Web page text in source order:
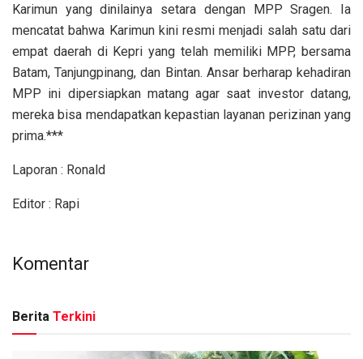
Karimun yang dinilainya setara dengan MPP Sragen. Ia
mencatat bahwa Karimun kini resmi menjadi salah satu dari
empat daerah di Kepri yang telah memiliki MPP, bersama
Batam, Tanjungpinang, dan Bintan. Ansar berharap kehadiran
MPP ini dipersiapkan matang agar saat investor datang,
mereka bisa mendapatkan kepastian layanan perizinan yang
prima.***
Laporan : Ronald
Editor : Rapi
Komentar
Berita Terkini